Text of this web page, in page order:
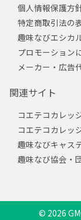
個人情報保護方
特定商取引法の
趣味なびエシカ
プロモーション
メーカー・広告
関連サイト
コエテコカレッ
コエテコカレッ
趣味なびキャス
趣味なび協会・
© 2026